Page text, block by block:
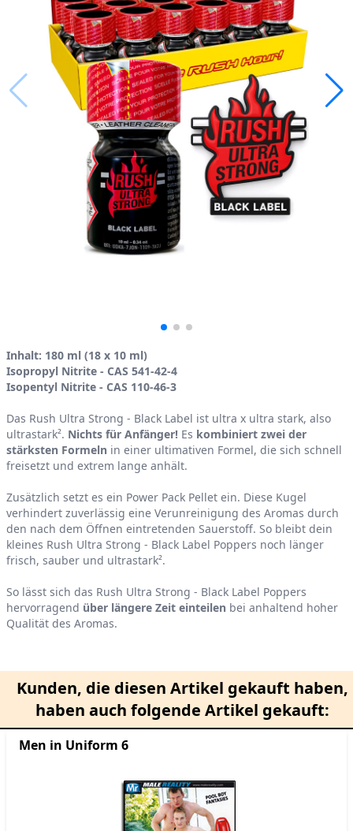
Product information
Inhalt: 180 ml (18 x 10 ml)
Isopropyl Nitrite - CAS 541-42-4
Isopentyl Nitrite - CAS 110-46-3
Das Rush Ultra Strong - Black Label ist ultra x ultra stark, also
ultrastark². Nichts für Anfänger! Es kombiniert zwei der
stärksten Formeln in einer ultimativen Formel, die sich schnell
freisetzt und extrem lange anhält.
Zusätzlich setzt es ein Power Pack Pellet ein. Diese Kugel
verhindert zuverlässig eine Verunreinigung des Aromas durch
den nach dem Öffnen eintretenden Sauerstoff. So bleibt dein
kleines Rush Ultra Strong - Black Label Poppers noch länger
frisch, sauber und ultrastark².
So lässt sich das Rush Ultra Strong - Black Label Poppers
hervorragend über längere Zeit einteilen bei anhaltend hoher
Qualität des Aromas.
Kunden, die diesen Artikel gekauft haben,
haben auch folgende Artikel gekauft:
Men in Uniform 6